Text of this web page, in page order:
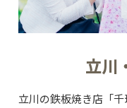
立川
立川の鉄板焼き店「